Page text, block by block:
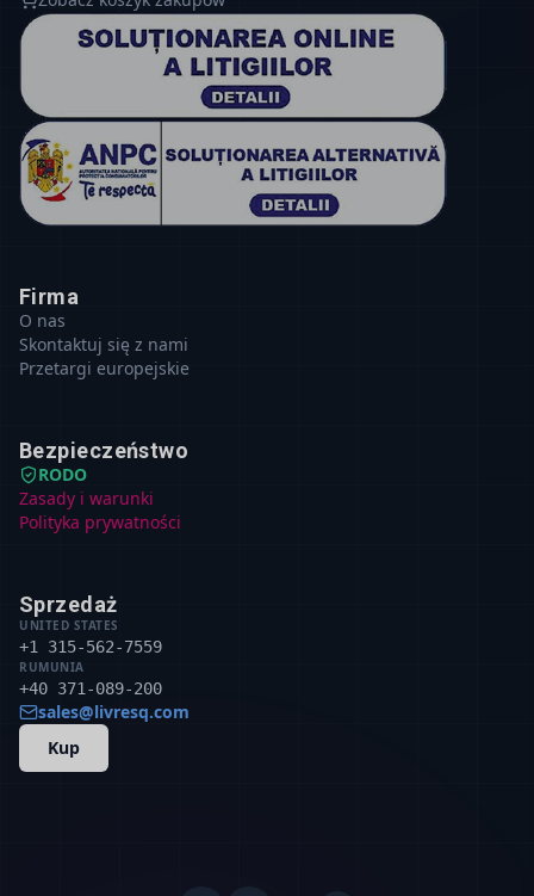
Firma
O nas
Skontaktuj się z nami
Przetargi europejskie
Bezpieczeństwo
RODO
Zasady i warunki
Polityka prywatności
Sprzedaż
UNITED STATES
+1 315-562-7559
RUMUNIA
+40 371-089-200
sales@livresq.com
Kup